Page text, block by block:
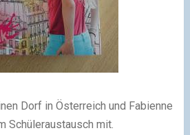
Dorf in Österreich und Fabienne
Schüleraustausch mit.